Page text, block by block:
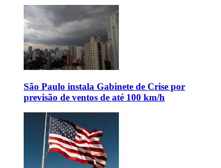
São Paulo instala Gabinete de Crise por
previsão de ventos de até 100 km/h